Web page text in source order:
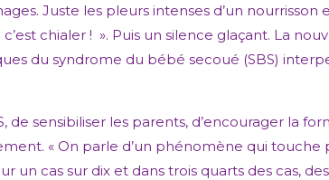
Juste les pleurs intenses d’un nourrisson
chialer ! ». Puis un silence glaçant. La
du syndrome du bébé secoué (SBS)
sensibiliser les parents, d’encourager la
« On parle d’un phénomène qui touche
cas sur dix et dans trois quarts des cas,